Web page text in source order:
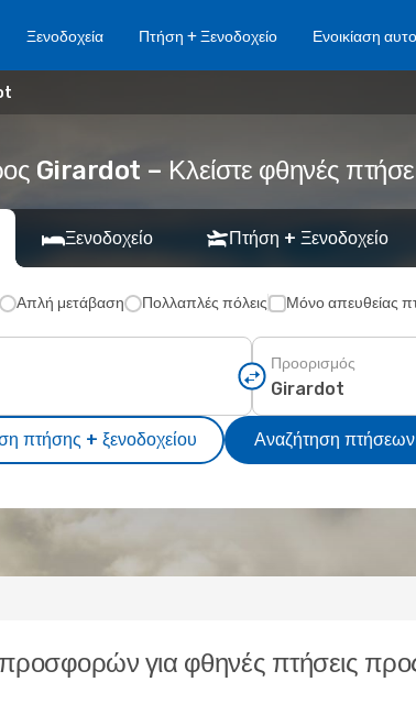
Ξενοδοχεία Πτήση + Ξενοδοχείο Ενοικίαση
Girardot – Κλείστε φθηνές
Ξενοδοχείο Πτήση + Ξενοδοχείο
Απλή μετάβαση Πολλαπλές πόλεις Μόνο απευθείας
Προορισμός
πτήσης + ξενοδοχείου Αναζήτηση πτήσεων
για φθηνές πτήσεις